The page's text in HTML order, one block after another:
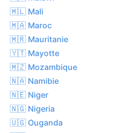
🇲🇱 Mali
🇲🇦 Maroc
🇲🇷 Mauritanie
🇾🇹 Mayotte
🇲🇿 Mozambique
🇳🇦 Namibie
🇳🇪 Niger
🇳🇬 Nigeria
🇺🇬 Ouganda